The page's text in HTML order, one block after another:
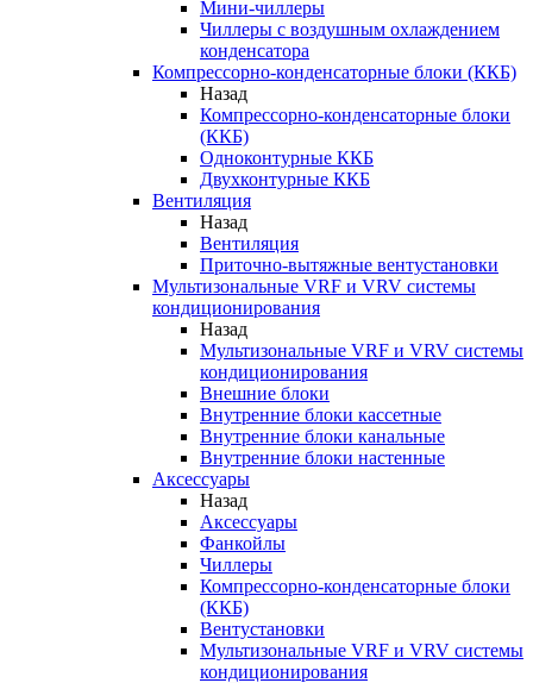
Мини-чиллеры
Чиллеры с воздушным охлаждением
конденсатора
Компрессорно-конденсаторные блоки (ККБ)
Назад
Компрессорно-конденсаторные блоки
(ККБ)
Одноконтурные ККБ
Двухконтурные ККБ
Вентиляция
Назад
Вентиляция
Приточно-вытяжные вентустановки
Мультизональные VRF и VRV системы
кондиционирования
Назад
Мультизональные VRF и VRV системы
кондиционирования
Внешние блоки
Внутренние блоки кассетные
Внутренние блоки канальные
Внутренние блоки настенные
Аксессуары
Назад
Аксессуары
Фанкойлы
Чиллеры
Компрессорно-конденсаторные блоки
(ККБ)
Вентустановки
Мультизональные VRF и VRV системы
кондиционирования